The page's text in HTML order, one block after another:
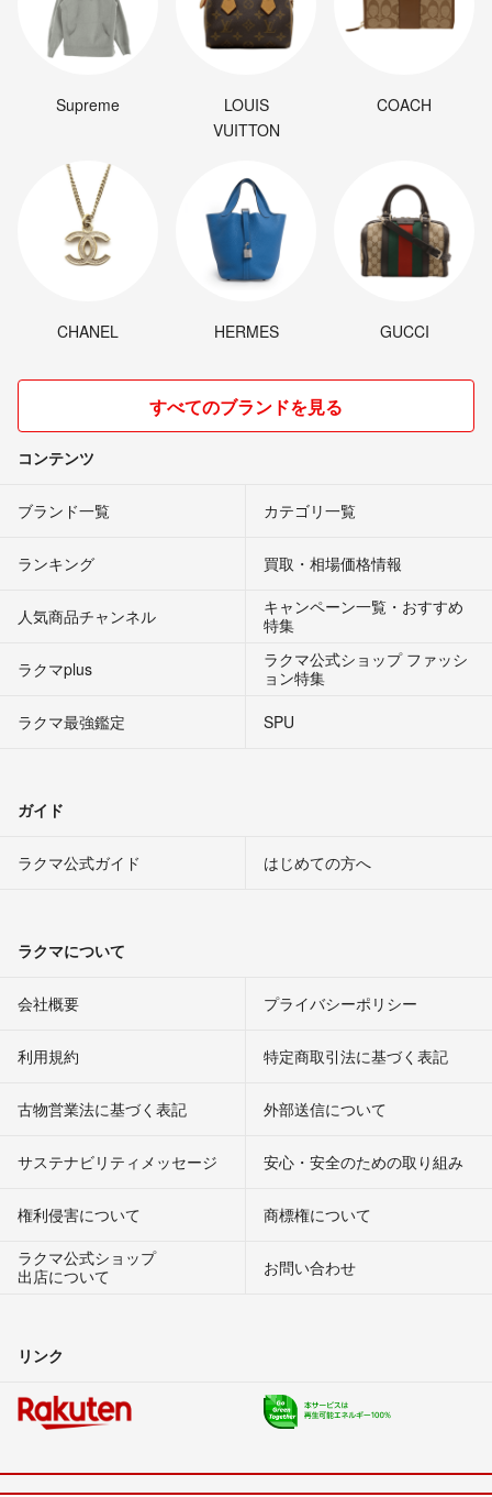
Supreme
LOUIS
VUITTON
COACH
CHANEL HERMES GUCCI
すべてのブランドを見る
コンテンツ
ブランド一覧 カテゴリ一覧
ランキング 買取・相場価格情報
人気商品チャンネル
キャンペーン一覧・おすすめ
特集
ラクマplus
ラクマ公式ショップ ファッシ
ョン特集
ラクマ最強鑑定
SPU
ガイド
ラクマ公式ガイド はじめての方へ
ラクマについて
会社概要 プライバシーポリシー
利用規約 特定商取引法に基づく表記
古物営業法に基づく表記 外部送信について
サステナビリティメッセージ 安心・安全のための取り組み
権利侵害について
商標権について
ラクマ公式ショップ
出店について
お問い合わせ
リンク